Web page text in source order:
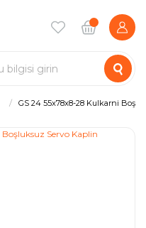
GS 24 55x78x8-28 Kulkarni